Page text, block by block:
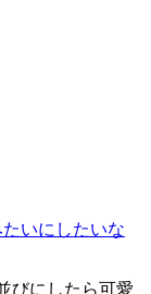
いにしたいな
びにしたら可愛